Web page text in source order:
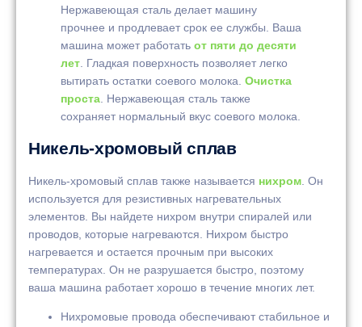
Нержавеющая сталь делает машину
прочнее и продлевает срок ее службы. Ваша
машина может работать от пяти до десяти
лет. Гладкая поверхность позволяет легко
вытирать остатки соевого молока. Очистка
проста. Нержавеющая сталь также
сохраняет нормальный вкус соевого молока.
Никель-хромовый сплав
Никель-хромовый сплав также называется нихром . Он
используется для резистивных нагревательных
элементов. Вы найдете нихром внутри спиралей или
проводов, которые нагреваются. Нихром быстро
нагревается и остается прочным при высоких
температурах. Он не разрушается быстро, поэтому
ваша машина работает хорошо в течение многих лет.
Нихромовые провода обеспечивают стабильное и